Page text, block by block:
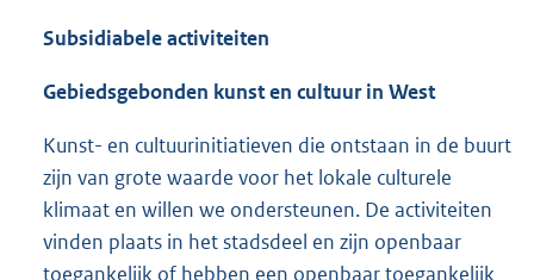
Subsidiabele activiteiten
Gebiedsgebonden kunst en cultuur in West
Kunst- en cultuurinitiatieven die ontstaan in de buurt
zijn van grote waarde voor het lokale culturele
klimaat en willen we ondersteunen. De activiteiten
vinden plaats in het stadsdeel en zijn openbaar
toegankelijk of hebben een openbaar toegankelijk